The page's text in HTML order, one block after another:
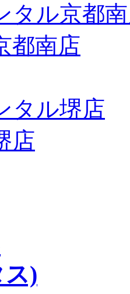
タル京都
都南店
タル堺店
店
ス)